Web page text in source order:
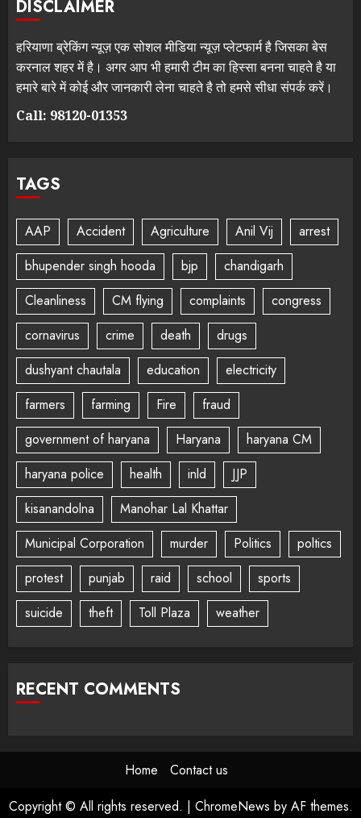
DISCLAIMER
हरियाणा ब्रेकिंग न्यूज़ एक सोशल मीडिया न्यूज़ प्लेटफार्म है जिसका बेस
करनाल शहर में है। अगर आप भी हमारी टीम का हिस्सा बनना चाहते है या
हमारे बारे में कोई और जानकारी लेना चाहते है तो हमसे सीधा संपर्क करें।
Call: 98120-01353
TAGS
AAP Accident Agriculture Anil Vij
arrest
bhupender singh hooda
bjp
chandigarh
Cleanliness
CM flying complaints
congress
cornavirus
crime death
drugs
dushyant chautala
education
electricity
farmers
farming Fire
fraud
government of haryana
Haryana
haryana CM
haryana police
health inld
JJP
kisanandolna
Manohar Lal Khattar
Municipal Corporation
murder Politics
poltics
protest
punjab raid school
sports
suicide
theft Toll Plaza weather
RECENT COMMENTS
Home
Contact us
Copyright © All rights reserved. | ChromeNews by AF themes.